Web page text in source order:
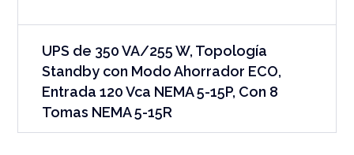
UPS de 350 VA/255 W, Topología
Standby con Modo Ahorrador ECO,
Entrada 120 Vca NEMA 5-15P, Con 8
Tomas NEMA 5-15R